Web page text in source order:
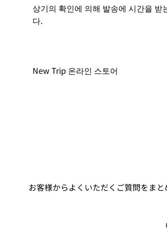
상기의 확인에 의해 발송에 시간을
다.
New Trip 온라인 스토어
お客様からよくいただくご質問をま